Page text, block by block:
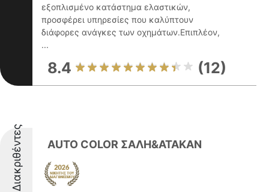
εξοπλισμένο κατάστημα ελαστικών,
προσφέρει υπηρεσίες που καλύπτουν
διάφορες ανάγκες των οχημάτων.Επιπλέον,
...
8.4 (12)
Διακριθέντες AUTO COLOR ΣΑΛΗ&ATAKAN